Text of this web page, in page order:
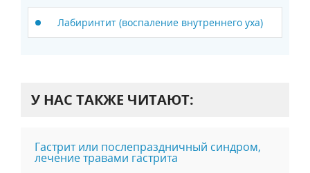
Лабиринтит (воспаление внутреннего уха)
У НАС ТАКЖЕ ЧИТАЮТ:
Гастрит или послепраздничный синдром,
лечение травами гастрита